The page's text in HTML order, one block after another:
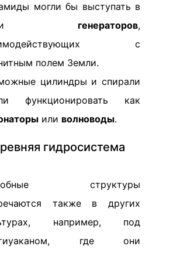
могли бы выступать в
генераторов,
с
полем Земли.
цилиндры и спирали
функционировать как
или волноводы.
гидросистема
структуры
также в других
например, под
где они